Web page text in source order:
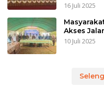
16 Juli 2025
Akses
10 Juli 2025